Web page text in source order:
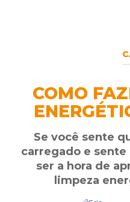
COMO
Se você sente
carregado e
ser a hora de
limpeza